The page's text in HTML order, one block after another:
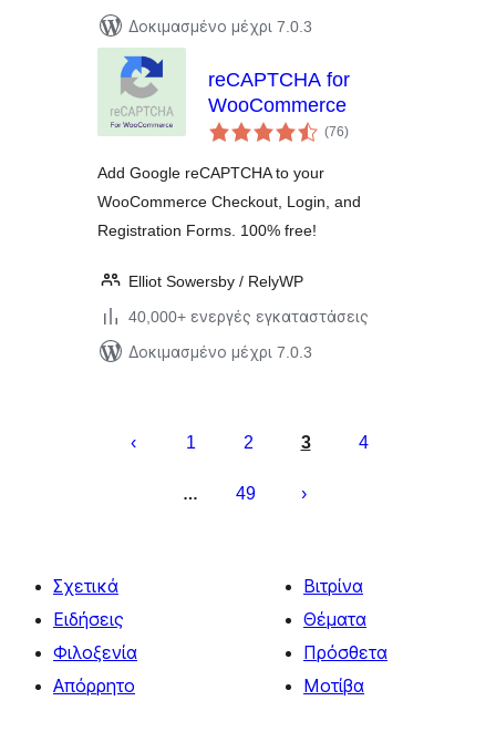
Δοκιμασμένο μέχρι 7.0.3
reCAPTCHA for
WooCommerce
(76αξιολογήσεις
σύνολο
)
Add Google reCAPTCHA to your
WooCommerce Checkout, Login, and
Registration Forms. 100% free!
Elliot Sowersby / RelyWP
40,000+ ενεργές εγκαταστάσεις
Δοκιμασμένο μέχρι 7.0.3
άρθρων
1 2 3 4
… 49
Σχετικά
Ειδήσεις
Φιλοξενία
Απόρρητο
Βιτρίνα
Θέματα
Πρόσθετα
Μοτίβα